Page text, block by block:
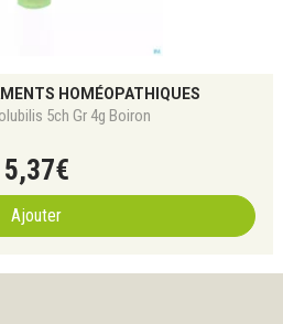
HOMÉOPATHIQUES
5ch Gr 4g Boiron
5,37€
Ajouter